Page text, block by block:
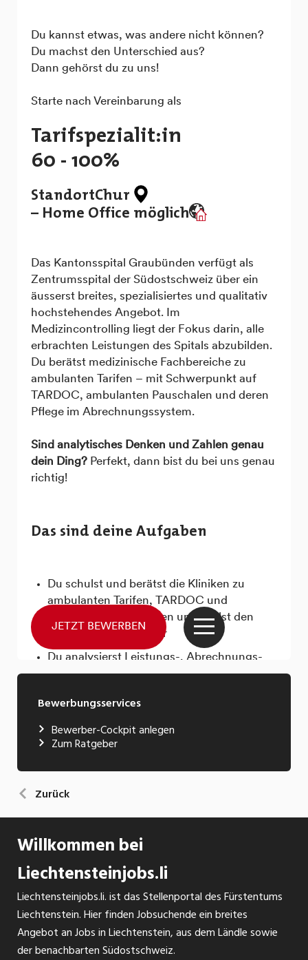
Bewerbungsservices
Bewerber-Cockpit anlegen
Zum Ratgeber
Zurück
Willkommen bei
Liechtensteinjobs.li
Liechtensteinjobs.li. ist das Stellenportal des Fürstentums
Liechtenstein. Hier finden Jobsuchende ein breites
Angebot an Jobs in Liechtenstein, aus dem Ländle sowie
der benachbarten Südostschweiz.